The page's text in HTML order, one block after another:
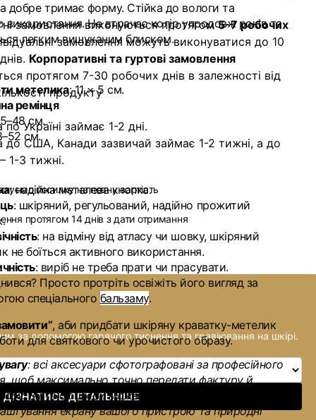
добре тримає форму. Стійка до вологи та
використання. Не втрачає колір упродовж років та
легким вишуканим блиском.
метелика: 11 × 5 см.
ремінця
см.
см.
: надійна металева кнопка.
: шкіряний, регульований, надійно прожитий
: на відміну від атласу чи шовку, шкіряний
не боїться активного використання.
: виріб не треба прати чи прасувати.
Просто протріть освіжіть його вигляд за
спеціального бальзаму.
, аби придбати шкіряну краватку-метелик
для святкового чи урочистого образу.
: всі аксесуари сфотографовані за професійного
щоб максимально точно передати фактуру й
Відтінок шкіри може мати незначні відмінності
екрану вашого пристрою та природні
замовлення виконуються протягом5-7 робочих
замовлення можуть виконуватися до 10
Корпоративні та гуртові замовлення
протягом 7-30 робочих днів в залежності від
продукту
Україні займає 1-2 дні.
до США, Канади зазвичай займає 1-2 тижні, а до
1-3 тижні.
посилку на повну вартість
протягом 14 днів з дати отримання
за допомогою гарячого тиснення та гравіювання на шкірі.
ДІЗНАТИСЬ ДЕТАЛЬНІШЕ